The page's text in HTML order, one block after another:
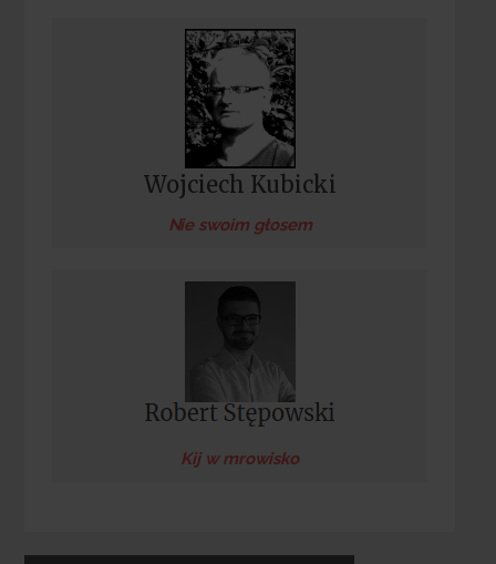
Wojciech Kubicki
Nie swoim głosem
Kij w mrowisko